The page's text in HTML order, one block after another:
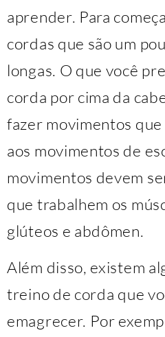
aprender. Para
cordas que são um
longas. O que você
corda por cima da
fazer movimentos
aos movimentos de
movimentos devem
que trabalhem os
glúteos e abdômen.
Além disso, existem
treino de corda que
emagrecer. Por